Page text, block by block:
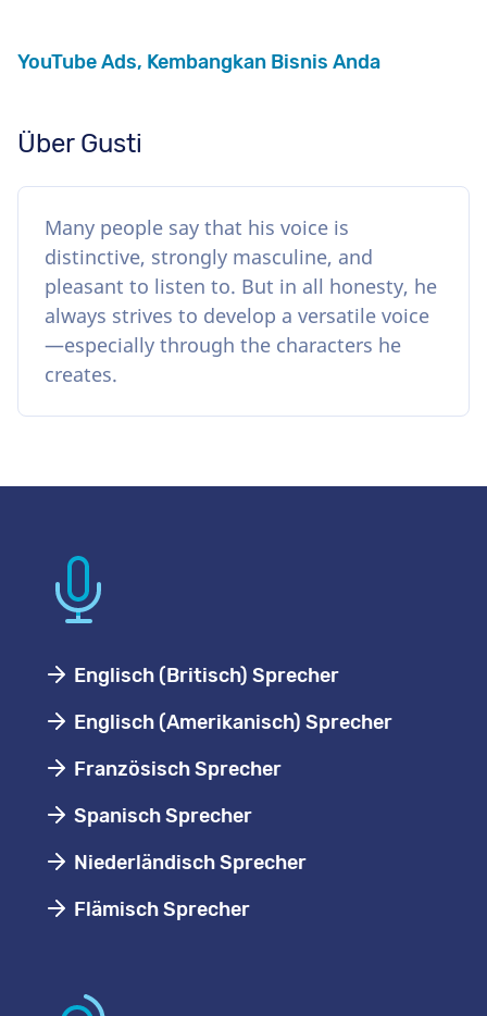
YouTube Ads, Kembangkan Bisnis Anda
Über Gusti
Many people say that his voice is
distinctive, strongly masculine, and
pleasant to listen to. But in all honesty, he
always strives to develop a versatile voice
—especially through the characters he
creates.
Englisch (Britisch) Sprecher
Englisch (Amerikanisch) Sprecher
Französisch Sprecher
Spanisch Sprecher
Niederländisch Sprecher
Flämisch Sprecher